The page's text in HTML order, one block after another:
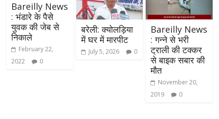
Bareilly News
: भंडारे के पैसे
युवक की जेब से
निकाले
February 22,
2022
0
बरेली: क्योलड़िया
में घर में मारपीट
July 5, 2026 0
Bareilly News
: गन्ने से भरी
ट्राली की टक्कर
से बाइक सबार की
मौत
November 20,
2019
0